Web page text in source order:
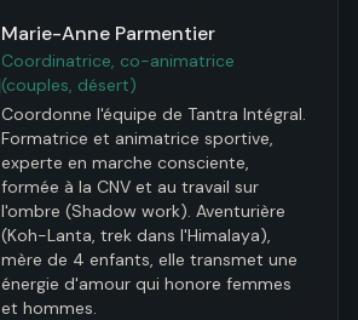
Marie-Anne Parmentier
Coordinatrice, co-animatrice
(couples, désert)
Coordonne l'équipe de Tantra Intégral.
Formatrice et animatrice sportive,
experte en marche consciente,
formée à la CNV et au travail sur
l'ombre (Shadow work). Aventurière
(Koh-Lanta, trek dans l'Himalaya),
mère de 4 enfants, elle transmet une
énergie d'amour qui honore femmes
et hommes.